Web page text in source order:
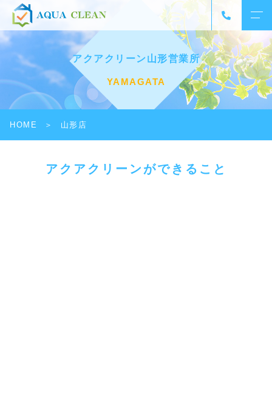
アクアクリーン山形営業所
YAMAGATA
HOME 山形店
アクアクリーンができること